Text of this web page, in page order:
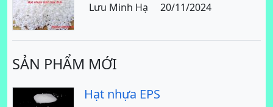
Lưu Minh Hạ 20/11/2024
SẢN PHẨM MỚI
Hạt nhựa EPS